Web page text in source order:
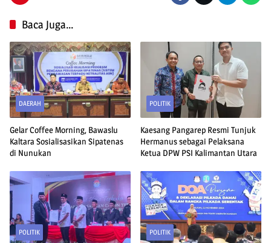
Baca Juga...
DAERAH
Gelar Coffee Morning, Bawaslu
Kaltara Sosialisasikan Sipatenas
di Nunukan
POLITIK
Kaesang Pangarep Resmi Tunjuk
Hermanus sebagai Pelaksana
Ketua DPW PSI Kalimantan Utara
POLITIK POLITIK